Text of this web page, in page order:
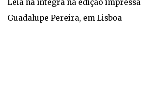
Leia na íntegra na edição impressa
Guadalupe Pereira, em Lisboa